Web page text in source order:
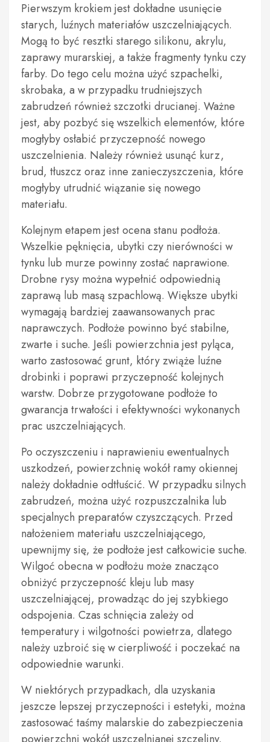
Pierwszym krokiem jest dokładne usunięcie
starych, luźnych materiałów uszczelniających.
Mogą to być resztki starego silikonu, akrylu,
zaprawy murarskiej, a także fragmenty tynku czy
farby. Do tego celu można użyć szpachelki,
skrobaka, a w przypadku trudniejszych
zabrudzeń również szczotki drucianej. Ważne
jest, aby pozbyć się wszelkich elementów, które
mogłyby osłabić przyczepność nowego
uszczelnienia. Należy również usunąć kurz,
brud, tłuszcz oraz inne zanieczyszczenia, które
mogłyby utrudnić wiązanie się nowego
materiału.
Kolejnym etapem jest ocena stanu podłoża.
Wszelkie pęknięcia, ubytki czy nierówności w
tynku lub murze powinny zostać naprawione.
Drobne rysy można wypełnić odpowiednią
zaprawą lub masą szpachlową. Większe ubytki
wymagają bardziej zaawansowanych prac
naprawczych. Podłoże powinno być stabilne,
zwarte i suche. Jeśli powierzchnia jest pyląca,
warto zastosować grunt, który zwiąże luźne
drobinki i poprawi przyczepność kolejnych
warstw. Dobrze przygotowane podłoże to
gwarancja trwałości i efektywności wykonanych
prac uszczelniających.
Po oczyszczeniu i naprawieniu ewentualnych
uszkodzeń, powierzchnię wokół ramy okiennej
należy dokładnie odtłuścić. W przypadku silnych
zabrudzeń, można użyć rozpuszczalnika lub
specjalnych preparatów czyszczących. Przed
nałożeniem materiału uszczelniającego,
upewnijmy się, że podłoże jest całkowicie suche.
Wilgoć obecna w podłożu może znacząco
obniżyć przyczepność kleju lub masy
uszczelniającej, prowadząc do jej szybkiego
odspojenia. Czas schnięcia zależy od
temperatury i wilgotności powietrza, dlatego
należy uzbroić się w cierpliwość i poczekać na
odpowiednie warunki.
W niektórych przypadkach, dla uzyskania
jeszcze lepszej przyczepności i estetyki, można
zastosować taśmy malarskie do zabezpieczenia